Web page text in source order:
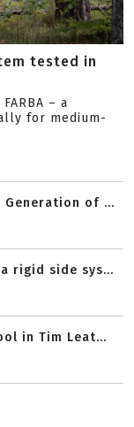
tested in
– a
for medium-
Generation of ...
rigid side sys...
in Tim Leat...